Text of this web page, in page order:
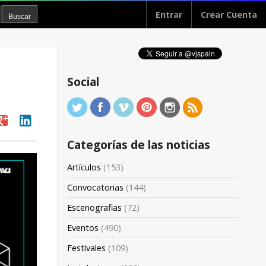
Entrar Crear Cuenta
linkedin
Social
Categorías de las noticias
Artículos (153)
Convocatorias (144)
Escenografias (72)
Eventos (490)
Festivales (109)